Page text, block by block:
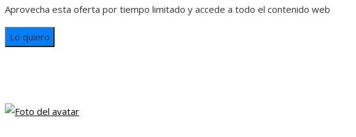
Aprovecha esta oferta por tiempo limitado y accede a todo el contenido web
Lo quiero